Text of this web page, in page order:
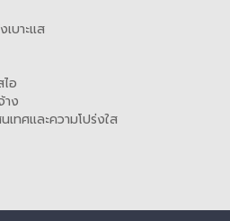
บาะแส
อ
าง
เทศและความโปร่งใส